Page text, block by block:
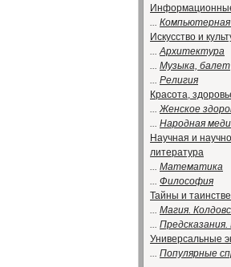
...
Искусство и
...Архитектура
... Музыка, балет
... Религия
Красота,
...Женское
... Народная
Научная и
литература
... Математика
... Философия
Тайны и
... Магия.
...
Универсальные
... Популярные